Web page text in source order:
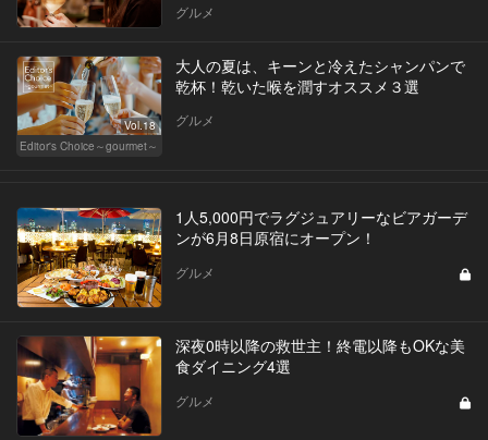
グルメ
Vol.18
Editor's Choice～gourmet～
大人の夏は、キーンと冷えたシャンパンで
乾杯！乾いた喉を潤すオススメ３選
グルメ
1人5,000円でラグジュアリーなビアガーデ
ンが6月8日原宿にオープン！
グルメ
深夜0時以降の救世主！終電以降もOKな美
食ダイニング4選
グルメ